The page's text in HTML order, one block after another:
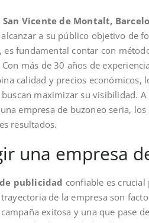
Vicente de Montalt,
a su público objetivo de
fundamental contar con
más de 30 años de
calidad y precios económicos,
maximizar su visibilidad.
empresa de buzoneo seria,
resultados.
una empresa
publicidad confiable es
de la empresa son
exitosa y una que pase